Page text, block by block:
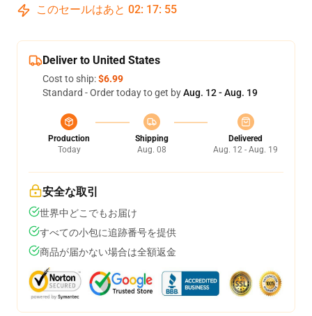
このセールはあと 02: 17: 54
Deliver to United States
Cost to ship:$6.99
Standard - Order today to get byAug. 12 - Aug. 19
Production
Today
Shipping
Aug. 08
Delivered
Aug. 12 - Aug. 19
安全な取引
世界中どこでもお届け
すべての小包に追跡番号を提供
商品が届かない場合は全額返金